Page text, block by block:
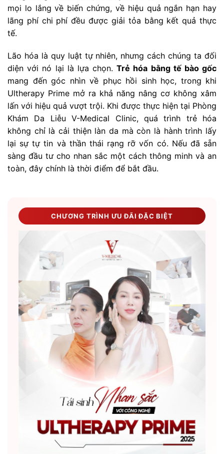
mọi lo lắng về biến chứng, về hiệu quả ngắn hạn hay
lãng phí chi phí đều được giải tỏa bằng kết quả thực
tế.
Lão hóa là quy luật tự nhiên, nhưng cách chúng ta đối
diện với nó lại là lựa chọn.Trẻ hóa bằng tế bào gốc
mang đến góc nhìn về phục hồi sinh học, trong khi
Ultherapy Prime mở ra khả năng nâng cơ không xâm
lấn với hiệu quả vượt trội. Khi được thực hiện tại Phòng
Khám Da Liễu V-Medical Clinic, quá trình trẻ hóa
không chỉ là cải thiện làn da mà còn là hành trình lấy
lại sự tự tin và thần thái rạng rỡ vốn có. Nếu đã sẵn
sàng đầu tư cho nhan sắc một cách thông minh và an
toàn, đây chính là thời điểm để bắt đầu.
CHƯƠNG TRÌNH ƯU ĐÃI ĐẶC BIỆT